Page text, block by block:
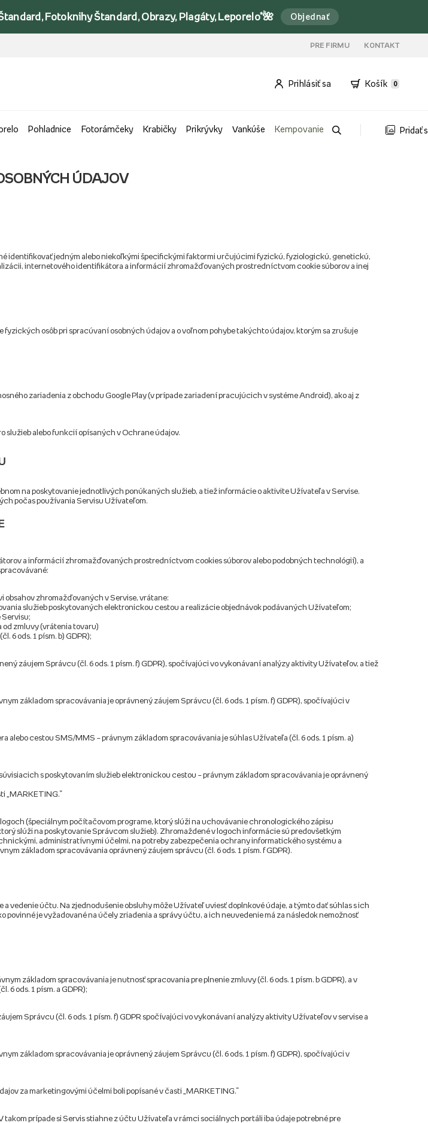
Fotoknihy Štandard, Obrazy, Plagáty, Leporelo*🌺 Objednať
PRE FIRMU KONTAKT
Prihlásiť sa Košík 0
Pohladnice Fotorámčeky Krabičky Prikrývky Vankúše Kempovanie Pridať
ÚDAJOV
identifikovať jedným alebo niekoľkými špecifickými faktormi určujúcimi fyzickú, fyziologickú, genetickú,
internetového identifikátora a informácií zhromažďovaných prostredníctvom cookie súborov a inej
fyzických osôb pri spracúvaní osobných údajov a o voľnom pohybe takýchto údajov, ktorým sa zrušuje
zariadenia z obchodu Google Play (v prípade zariadení pracujúcich v systéme Android), ako aj z
služieb alebo funkcií opísaných v Ochrane údajov.
na poskytovanie jednotlivých ponúkaných služieb, a tiež informácie o aktivite Užívateľa v Servise.
počas používania Servisu Užívateľom.
a informácií zhromažďovaných prostredníctvom cookies súborov alebo podobných technológií), a
obsahov zhromažďovaných v Servise, vrátane:
služieb poskytovaných elektronickou cestou a realizácie objednávok podávaných Užívateľom;
Servisu;
od zmluvy (vrátenia tovaru)
6 ods. 1 písm. b) GDPR);
záujem Správcu (čl. 6 ods. 1 písm. f) GDPR), spočívajúci vo vykonávaní analýzy aktivity Užívateľov, a tiež
základom spracovávania je oprávnený záujem Správcu (čl. 6 ods. 1 písm. f) GDPR), spočívajúci v
cestou SMS/MMS – právnym základom spracovávania je súhlas Užívateľa (čl. 6 ods. 1 písm. a)
s poskytovaním služieb elektronickou cestou – právnym základom spracovávania je oprávnený
„MARKETING.“
(špeciálnym počítačovom programe, ktorý slúži na uchovávanie chronologického zápisu
slúži na poskytovanie Správcom služieb). Zhromaždené v logoch informácie sú predovšetkým
administratívnymi účelmi, na potreby zabezpečenia ochrany informatického systému a
základom spracovávania oprávnený záujem správcu (čl. 6 ods. 1 písm. f GDPR).
vedenie účtu. Na zjednodušenie obsluhy môže Užívateľ uviesť doplnkové údaje, a týmto dať súhlas s ich
je vyžadované na účely zriadenia a správy účtu, a ich neuvedenie má za následok nemožnosť
základom spracovávania je nutnosť spracovania pre plnenie zmluvy (čl. 6 ods. 1 písm. b GDPR), a v
6 ods. 1 písm. a GDPR);
Správcu (čl. 6 ods. 1 písm. f) GDPR spočívajúci vo vykonávaní analýzy aktivity Užívateľov v servise a
základom spracovávania je oprávnený záujem Správcu (čl. 6 ods. 1 písm. f) GDPR), spočívajúci v
za marketingovými účelmi boli popísané v časti „MARKETING.“
prípade si Servis stiahne z účtu Užívateľa v rámci sociálnych portáli iba údaje potrebné pre